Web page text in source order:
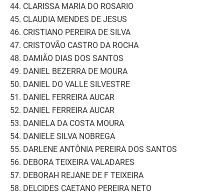
44. CLARISSA MARIA DO ROSARIO
45. CLAUDIA MENDES DE JESUS
46. CRISTIANO PEREIRA DE SILVA
47. CRISTOVÃO CASTRO DA ROCHA
48. DAMIÃO DIAS DOS SANTOS
49. DANIEL BEZERRA DE MOURA
50. DANIEL DO VALLE SILVESTRE
51. DANIEL FERREIRA AUCAR
52. DANIEL FERREIRA AUCAR
53. DANIELA DA COSTA MOURA
54. DANIELE SILVA NOBREGA
55. DARLENE ANTÔNIA PEREIRA DOS SANTOS
56. DEBORA TEIXEIRA VALADARES
57. DEBORAH REJANE DE F TEIXEIRA
58. DELCIDES CAETANO PEREIRA NETO